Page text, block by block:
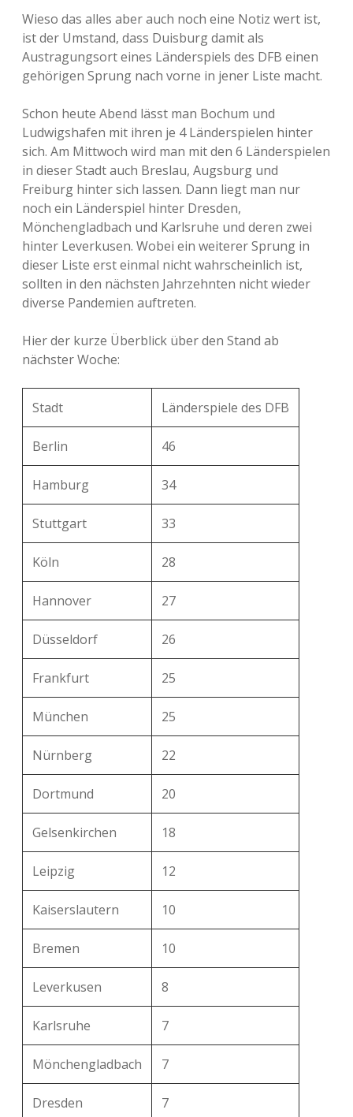
Wieso das alles aber auch noch eine Notiz wert ist,
ist der Umstand, dass Duisburg damit als
Austragungsort eines Länderspiels des DFB einen
gehörigen Sprung nach vorne in jener Liste macht.
Schon heute Abend lässt man Bochum und
Ludwigshafen mit ihren je 4 Länderspielen hinter
sich. Am Mittwoch wird man mit den 6 Länderspielen
in dieser Stadt auch Breslau, Augsburg und
Freiburg hinter sich lassen. Dann liegt man nur
noch ein Länderspiel hinter Dresden,
Mönchengladbach und Karlsruhe und deren zwei
hinter Leverkusen. Wobei ein weiterer Sprung in
dieser Liste erst einmal nicht wahrscheinlich ist,
sollten in den nächsten Jahrzehnten nicht wieder
diverse Pandemien auftreten.
Hier der kurze Überblick über den Stand ab
nächster Woche:
Stadt Länderspiele des DFB
Berlin 46
Hamburg 34
Stuttgart 33
Köln 28
Hannover 27
Düsseldorf 26
Frankfurt 25
München 25
Nürnberg 22
Dortmund 20
Gelsenkirchen 18
Leipzig 12
Kaiserslautern 10
Bremen 10
Leverkusen 8
Karlsruhe 7
Mönchengladbach 7
Dresden 7